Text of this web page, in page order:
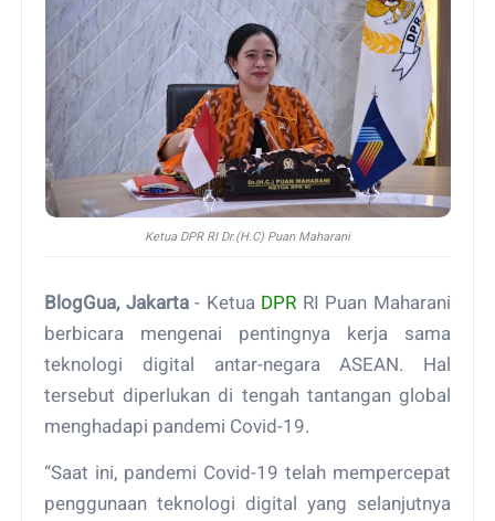
Ketua DPR RI Dr.(H.C) Puan Maharani
BlogGua, Jakarta- Ketua DPR RI Puan Maharani
berbicara mengenai pentingnya kerja sama
teknologi digital antar-negara ASEAN. Hal
tersebut diperlukan di tengah tantangan global
menghadapi pandemi Covid-19.
“Saat ini, pandemi Covid-19 telah mempercepat
penggunaan teknologi digital yang selanjutnya